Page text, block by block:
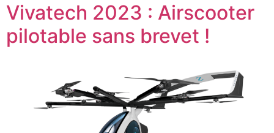
Vivatech 2023 : Airscooter
pilotable sans brevet !